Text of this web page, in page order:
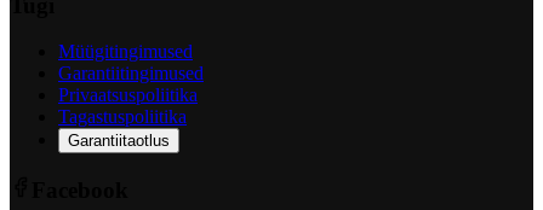
Müügitingimused
Garantiitingimused
Privaatsuspoliitika
Tagastuspoliitika
Garantiitaotlus